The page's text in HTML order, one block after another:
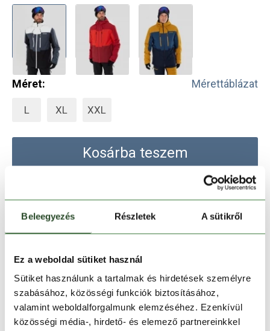
Beleegyezés Részletek A sütikről
Ez a weboldal sütiket használ
Sütiket használunk a tartalmak és hirdetések személyre
szabásához, közösségi funkciók biztosításához,
valamint weboldalforgalmunk elemzéséhez. Ezenkívül
közösségi média-, hirdető- és elemező partnereinkkel
TERMÉKLEÍRÁS
Méret: Mérettáblázat
L XL XXL
Kosárba teszem
30 napos visszaküldés
1-2 munkanapos szállítás